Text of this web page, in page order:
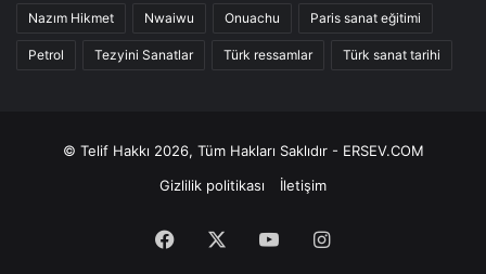
Nazım Hikmet Nwaiwu Onuachu Paris sanat eğitimi
Petrol Tezyini Sanatlar Türk ressamlar Türk sanat tarihi
© Telif Hakkı 2026, Tüm Hakları Saklıdır - ERSEV.COM
Gizlilik politikası
İletişim
Facebook YouTubeInstagram